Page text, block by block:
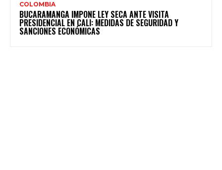
COLOMBIA
BUCARAMANGA IMPONE LEY SECA ANTE VISITA
PRESIDENCIAL EN CALI: MEDIDAS DE SEGURIDAD Y
SANCIONES ECONÓMICAS